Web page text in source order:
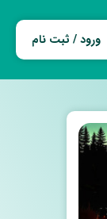
ورود / ثبت نام